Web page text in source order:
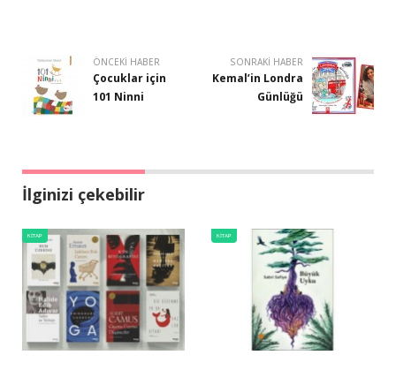
ÖNCEKI HABER
Çocuklar için
101 Ninni
SONRAKI HABER
Kemal’in Londra
Günlüğü
İlginizi çekebilir
KITAP KITAP